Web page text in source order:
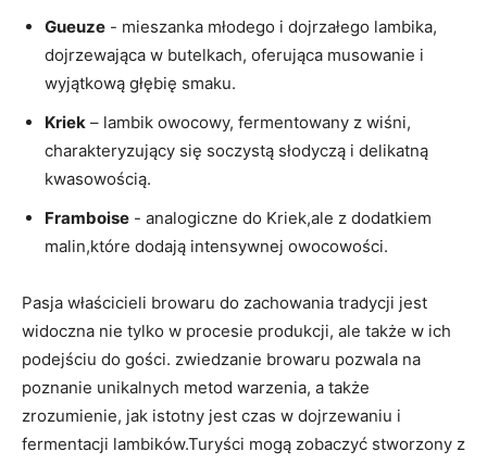
Gueuze -⁣ mieszanka młodego i dojrzałego lambika,
dojrzewająca‍ w ​butelkach, oferująca musowanie‌ i
wyjątkową głębię smaku.
Kriek – lambik owocowy,⁣ fermentowany z wiśni,
charakteryzujący się soczystą słodyczą i delikatną
kwasowością.
Framboise ⁢- analogiczne do Kriek,ale z ⁢dodatkiem⁣
malin,które dodają intensywnej owocowości.
Pasja‍ właścicieli browaru do zachowania tradycji jest
widoczna ⁢nie tylko w procesie produkcji, ale także w ich
podejściu do gości.‌ zwiedzanie browaru ​pozwala na
poznanie ​unikalnych metod ‌warzenia, a także
zrozumienie, jak istotny jest czas w dojrzewaniu i
fermentacji lambików.Turyści mogą‌ zobaczyć stworzony z